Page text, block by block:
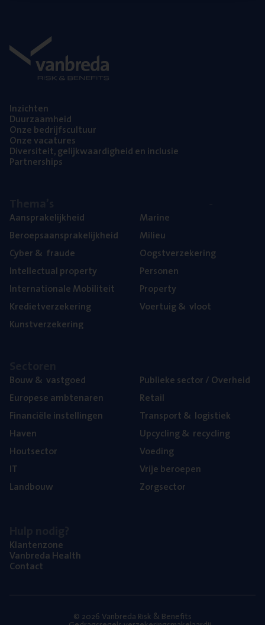
Inzich­ten
Duur­zaam­heid
Onze bedrijfs­cul­tuur
Onze vaca­tu­res
Diver­si­teit, gelijk­waar­dig­heid en inclusie
Part­ner­ships
Aan­spra­ke­lijk­heid
Beroeps­aan­spra­ke­lijk­heid
Cyber& fraude
Intel­lec­tu­al property
Inter­na­ti­o­na­le Mobiliteit
Kre­diet­ver­ze­ke­ring
Kunst­ver­ze­ke­ring
Mari­ne
Mili­eu
Oogst­ver­ze­ke­ring
Per­so­nen
Pro­per­ty
Voer­tuig& vloot
Bouw& vastgoed
Euro­pe­se ambtenaren
Finan­ci­ë­le instellingen
Haven
Hout­sec­tor
IT
Land­bouw
Publie­ke sec­tor / Overheid
Retail
Trans­port& logistiek
Upcy­cling& recycling
Voe­ding
Vrije beroe­pen
Zorg­sec­tor
Klan­ten­zo­ne
Van­b­re­da Health
Con­tact
© 2026 Vanbreda Risk & Benefits